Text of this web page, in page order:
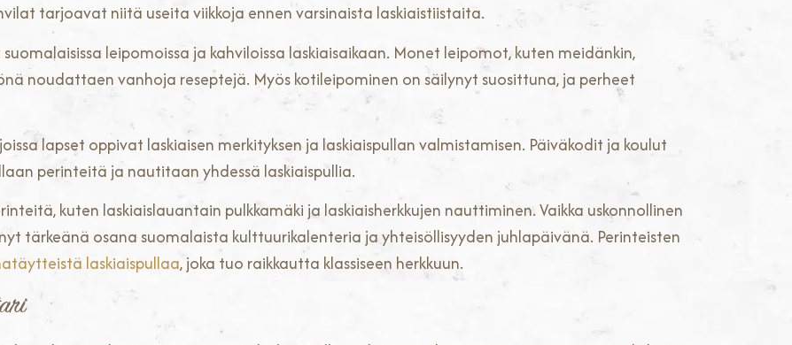
tarjoavat niitä useita viikkoja ennen varsinaista laskiaistiistaita.
leipomoissa ja kahviloissa laskiaisaikaan. Monet leipomot, kuten meidänkin,
noudattaen vanhoja reseptejä. Myös kotileipominen on säilynyt suosittuna, ja perheet
lapset oppivat laskiaisen merkityksen ja laskiaispullan valmistamisen. Päiväkodit ja koulut
perinteitä ja nautitaan yhdessä laskiaispullia.
kuten laskiaislauantain pulkkamäki ja laskiaisherkkujen nauttiminen. Vaikka uskonnollinen
tärkeänä osana suomalaista kulttuurikalenteria ja yhteisöllisyyden juhlapäivänä. Perinteisten
laskiaispullaa, joka tuo raikkautta klassiseen herkkuun.